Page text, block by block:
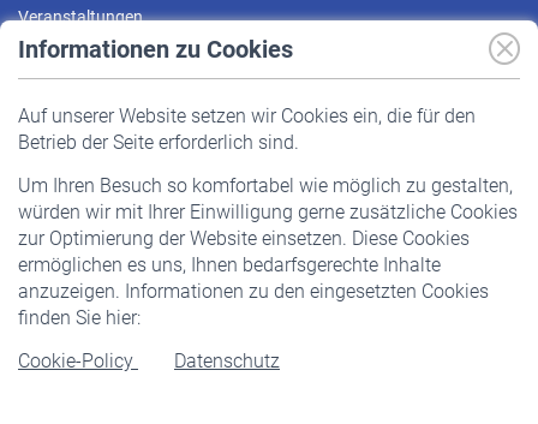
Informationen zu Cookies
Auf unserer Website setzen wir Cookies ein, die für den
Betrieb der Seite erforderlich sind.
Um Ihren Besuch so komfortabel wie möglich zu gestalten,
würden wir mit Ihrer Einwilligung gerne zusätzliche Cookies
zur Optimierung der Website einsetzen. Diese Cookies
ermöglichen es uns, Ihnen bedarfsgerechte Inhalte
anzuzeigen. Informationen zu den eingesetzten Cookies
finden Sie hier:
Cookie-Policy
Datenschutz
Veranstaltungen
Pflichtversicherung
Staatliche Förderung
Veranstaltungen
Rentner
Rentenbeginn
Rente beantragen